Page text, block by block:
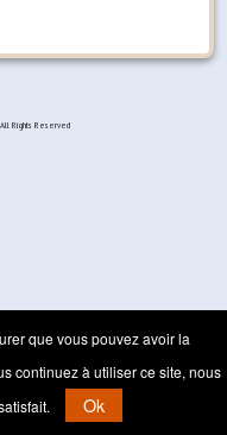
Rights Reserved
que vous pouvez avoir la
continuez à utiliser ce site, nous
Ok